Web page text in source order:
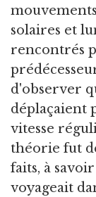
solaires et
rencontrés
d'observer
déplaçaient
vitesse
théorie fut
faits, à
voyageait